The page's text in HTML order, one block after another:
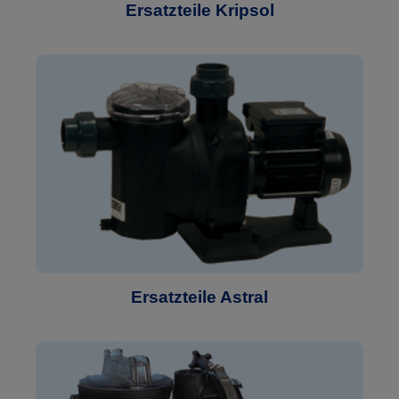
Ersatzteile Kripsol
Ersatzteile Astral